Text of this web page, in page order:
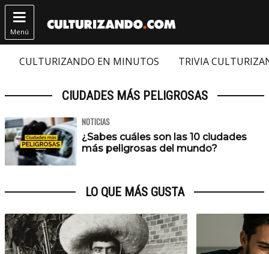

Menú
CULTURIZANDO EN MINUTOS TRIVIA
CIUDADES MÁS PELIGROSAS
NOTICIAS
¿Sabes cuáles son las 10 ciudades
más peligrosas del mundo?
LO QUE MÁS GUSTA